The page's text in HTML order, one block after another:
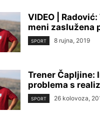
VIDEO |
meni zaslužena
SPORT 8 rujna, 2019
Trener Čapljine:
problema s
SPORT 26 kolovoza,